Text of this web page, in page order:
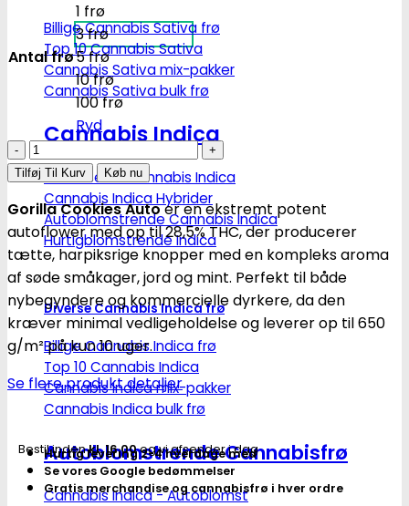
Billige Cannabis Sativa frø
Top 10 Cannabis Sativa
Cannabis Sativa mix-pakker
Cannabis Sativa bulk frø
Cannabis Indica
Feminiseret Cannabis Indica
Cannabis Indica Hybrider
Autoblomstrende Cannabis Indica
Hurtigblomstrende Indica
Diverse Cannabis Indica frø
Billige Cannabis Indica frø
Top 10 Cannabis Indica
Cannabis Indica mix-pakker
Cannabis Indica bulk frø
Autoblomstrende Cannabisfrø
Cannabis Indica - Autoblomst
Antal frø
1 frø
3 frø
5 frø
10 frø
100 frø
Ryd
Gorilla
Cookies
FAST
|
Autoblomstrende
cannabisfrø
-
Fastbuds
antal
Tilføj Til Kurv Køb nu
Gorilla Cookies Autoer en ekstremt potent
autoflower med op til 28,5% THC, der producerer
tætte, harpiksrige knopper med en kompleks aroma
af søde småkager, jord og mint. Perfekt til både
nybegyndere og kommercielle dyrkere, da den
kræver minimal vedligeholdelse og leverer op til 650
g/m² på kun 10 uger.
Se flere produkt detaljer
Bestil indenkl. 16.00og vi afsender i dag
Hurtig levering 2-4 hverdage med
Se vores Google bedømmelser
Gratis merchandise og cannabisfrø i hver ordre